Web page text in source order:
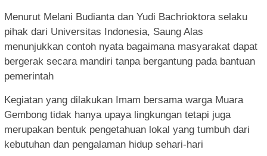
Menurut Melani Budianta dan Yudi Bachrioktora selaku
pihak dari Universitas Indonesia, Saung Alas
menunjukkan contoh nyata bagaimana masyarakat dapat
bergerak secara mandiri tanpa bergantung pada bantuan
pemerintah
Kegiatan yang dilakukan Imam bersama warga Muara
Gembong tidak hanya upaya lingkungan tetapi juga
merupakan bentuk pengetahuan lokal yang tumbuh dari
kebutuhan dan pengalaman hidup sehari-hari